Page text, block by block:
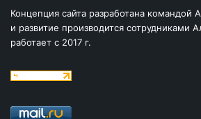
Концепция сайта разработана командой
и развитие производится сотрудниками
работает с 2017 г.